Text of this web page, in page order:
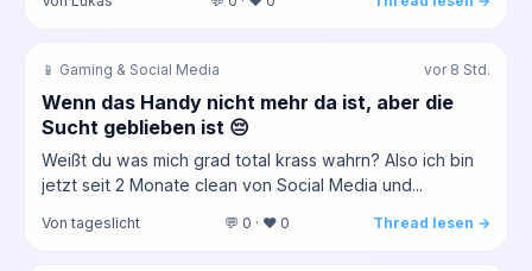
📱 Gaming & Social Media vor 8 Std.
Wenn das Handy nicht mehr da ist, aber die
Sucht geblieben ist 😔
Weißt du was mich grad total krass wahrn? Also ich bin
jetzt seit 2 Monate clean von Social Media und...
Von tageslicht 💬 0 · ❤️ 0 Thread lesen →